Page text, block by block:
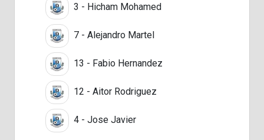
3 - Hicham Mohamed
7 - Alejandro Martel
13 - Fabio Hernandez
12 - Aitor Rodriguez
4 - Jose Javier